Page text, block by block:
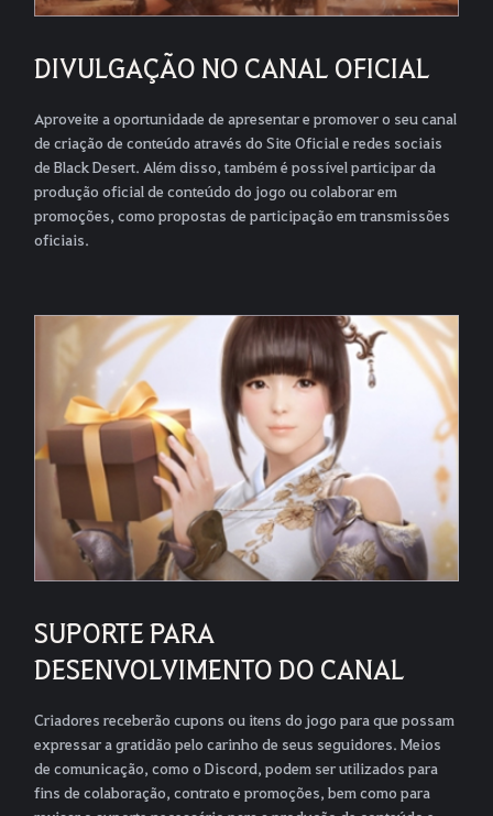
DIVULGAÇÃO NO CANAL OFICIAL
Aproveite a oportunidade de apresentar e promover o seu canal
de criação de conteúdo através do Site Oficial e redes sociais
de Black Desert. Além disso, também é possível participar da
produção oficial de conteúdo do jogo ou colaborar em
promoções, como propostas de participação em transmissões
oficiais.
SUPORTE PARA
DESENVOLVIMENTO DO CANAL
Criadores receberão cupons ou itens do jogo para que possam
expressar a gratidão pelo carinho de seus seguidores. Meios
de comunicação, como o Discord, podem ser utilizados para
fins de colaboração, contrato e promoções, bem como para